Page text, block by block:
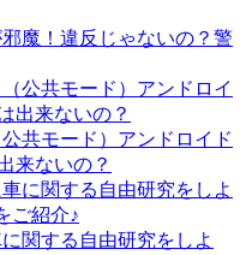
魔！違反じゃないの？警
共モード）アンドロイド
来ないの？
関する自由研究をしよ